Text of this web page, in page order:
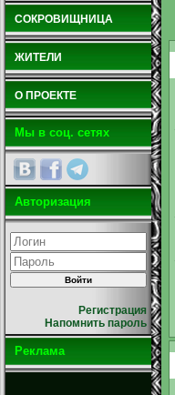
СОКРОВИЩНИЦА
ЖИТЕЛИ
О ПРОЕКТЕ
Мы в соц. сетях
Авторизация
Регистрация
Напомнить пароль
Реклама